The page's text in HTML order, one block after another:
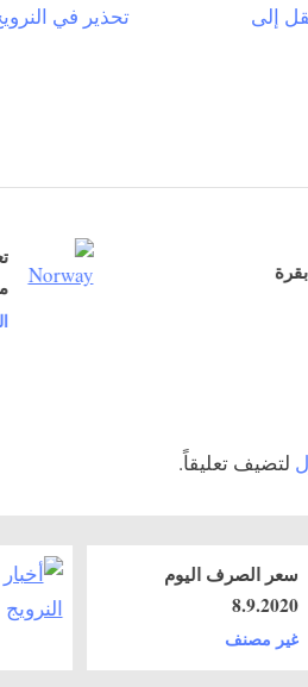
إلى
N
o
تحذير في
لتضيف تعليقاً.
اللجوء الى كندا
غير مصنف